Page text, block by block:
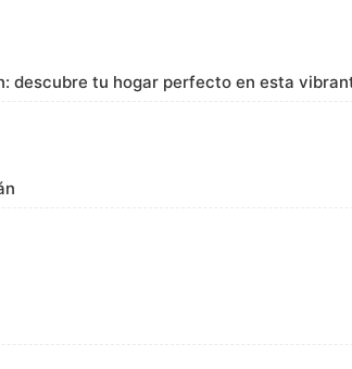
descubre tu hogar perfecto en esta